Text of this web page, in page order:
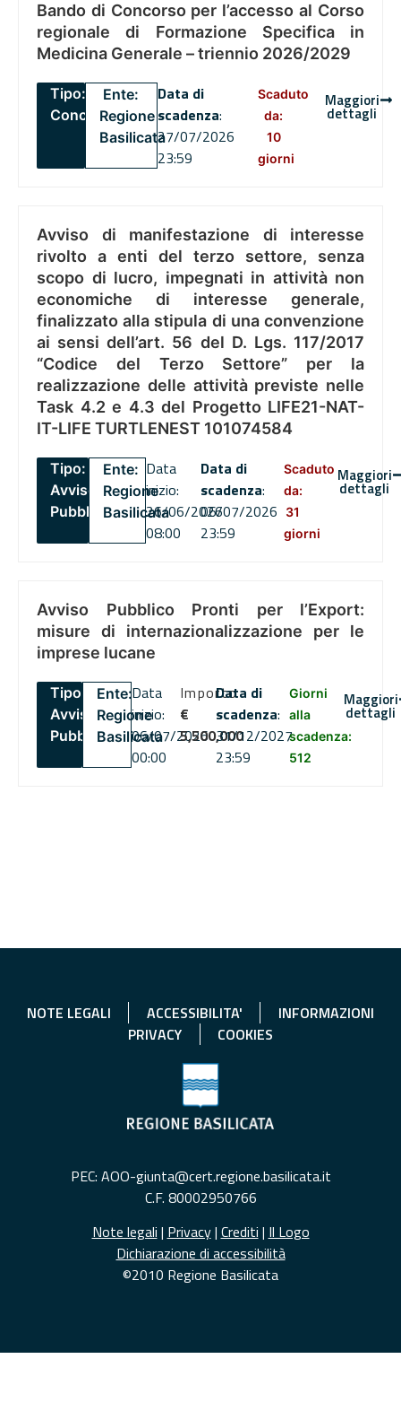
Bando di Concorso per l’accesso al Corso
regionale di Formazione Specifica in
Medicina Generale – triennio 2026/2029
Tipo:
Concorsi
Ente:
Regione
Basilicata
Data di
scadenza:
27/07/2026
23:59
Scaduto
da:
10
giorni
Maggiori
dettagli
Avviso di manifestazione di interesse
rivolto a enti del terzo settore, senza
scopo di lucro, impegnati in attività non
economiche di interesse generale,
finalizzato alla stipula di una convenzione
ai sensi dell’art. 56 del D. Lgs. 117/2017
“Codice del Terzo Settore” per la
realizzazione delle attività previste nelle
Task 4.2 e 4.3 del Progetto LIFE21-NAT-
IT-LIFE TURTLENEST 101074584
Tipo:
Avviso
Pubblico
Ente:
Regione
Basilicata
Data
inizio:
26/06/2026
08:00
Data di
scadenza:
06/07/2026
23:59
Scaduto
da:
31
giorni
Maggiori
dettagli
Avviso Pubblico Pronti per l’Export:
misure di internazionalizzazione per le
imprese lucane
Tipo:
Avviso
Pubblico
Ente:
Regione
Basilicata
Data
inizio:
06/07/2026
00:00
Importo
€
5,500,000
Data di
scadenza:
31/12/2027
23:59
Giorni
alla
scadenza:
512
Maggiori
dettagli
NOTE LEGALI ACCESSIBILITA'
INFORMAZIONI
PRIVACY
COOKIES
PEC: AOO-giunta@cert.regione.basilicata.it
C.F. 80002950766
Note legali | Privacy| Crediti | Il Logo
Dichiarazione di accessibilità
©2010 Regione Basilicata